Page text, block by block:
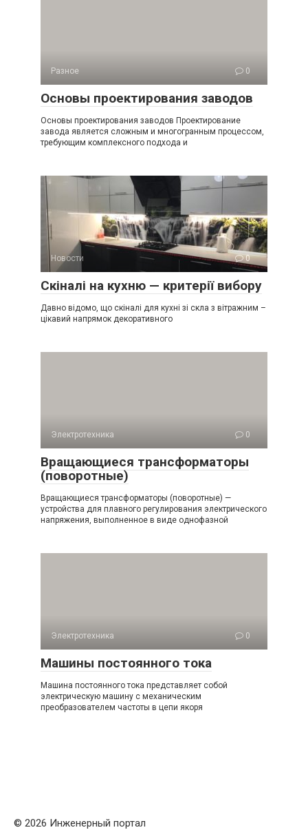
Разное 0
Основы проектирования заводов
Основы проектирования заводов Проектирование
завода является сложным и многогранным процессом,
требующим комплексного подхода и
Новости 0
Скіналі на кухню — критерії вибору
Давно відомо, що скіналі для кухні зі скла з вітражним –
цікавий напрямок декоративного
Электротехника 0
Вращающиеся трансформаторы
(поворотные)
Вращающиеся трансформаторы (поворотные) —
устройства для плавного регулирования электрического
напряжения, выполненное в виде однофазной
Электротехника 0
Машины постоянного тока
Машина постоянного тока представляет собой
электрическую машину с механическим
преобразователем частоты в цепи якоря
© 2026 Инженерный портал